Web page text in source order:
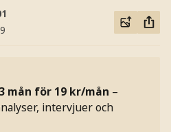
mån för 19 kr/mån –
intervjuer och